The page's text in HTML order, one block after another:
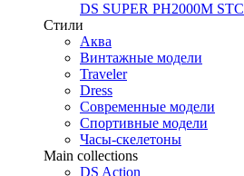
DS SUPER PH2000M STC
Стили
Аква
Винтажные модели
Traveler
Dress
Современные модели
Спортивные модели
Часы-скелетоны
Main collections
DS Action